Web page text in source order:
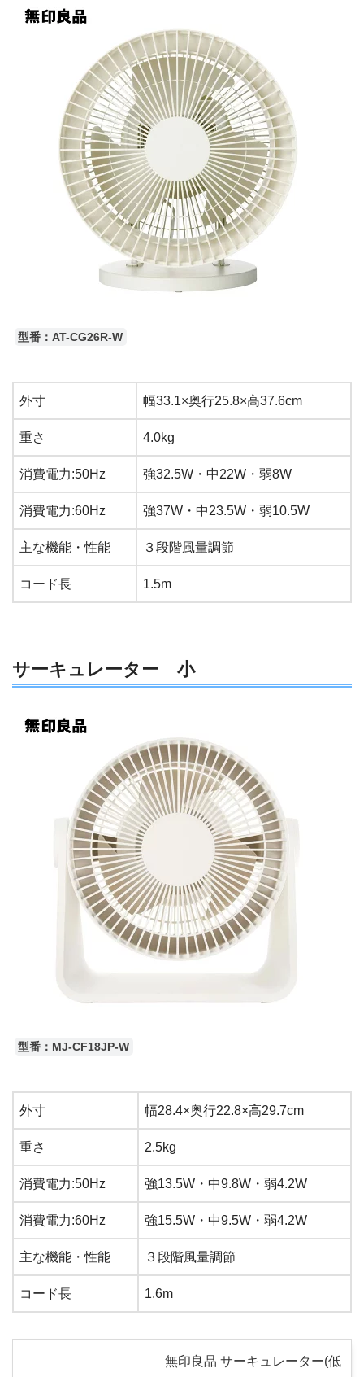
型番：AT-CG26R-W
外寸 幅33.1×奥行25.8×高37.6cm
重さ 4.0kg
消費電力:50Hz 強32.5W・中22W・弱8W
消費電力:60Hz 強37W・中23.5W・弱10.5W
主な機能・性能 ３段階風量調節
コード長 1.5m
サーキュレーター 小
型番：MJ-CF18JP-W
外寸 幅28.4×奥行22.8×高29.7cm
重さ 2.5kg
消費電力:50Hz 強13.5W・中9.8W・弱4.2W
消費電力:60Hz 強15.5W・中9.5W・弱4.2W
主な機能・性能 ３段階風量調節
コード長 1.6m
無印良品 サーキュレーター(低